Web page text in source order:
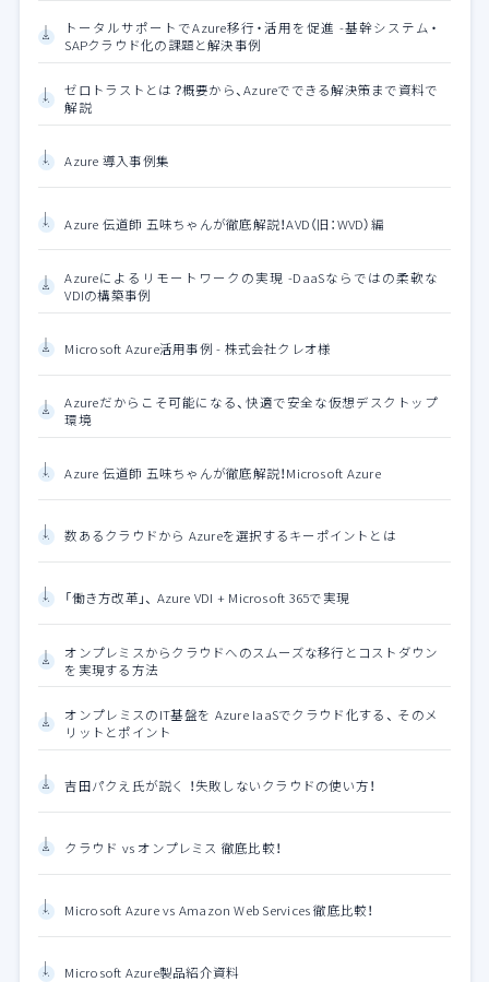
トータルサポートでAzure移行・活用を促進 -基幹システム・
SAPクラウド化の課題と解決事例
ゼロトラストとは？概要から、Azureでできる解決策まで資料で
解説
Azure 導入事例集
Azure 伝道師 五味ちゃんが徹底解説！AVD（旧：WVD）編
Azureによるリモートワークの実現 -DaaSならではの柔軟な
VDIの構築事例
Microsoft Azure活用事例 - 株式会社クレオ様
Azureだからこそ可能になる、快適で安全な仮想デスクトップ
環境
Azure 伝道師 五味ちゃんが徹底解説！Microsoft Azure
数あるクラウドから Azureを選択するキーポイントとは
「働き方改革」、 Azure VDI + Microsoft 365で実現
オンプレミスからクラウドへのスムーズな移行とコストダウン
を実現する方法
オンプレミスのIT基盤を Azure IaaSでクラウド化する、 そのメ
リットとポイント
吉田パクえ氏が説く ！失敗しないクラウドの使い方！
クラウド vs オンプレミス 徹底比較！
Microsoft Azure vs Amazon Web Services 徹底比較！
Microsoft Azure製品紹介資料